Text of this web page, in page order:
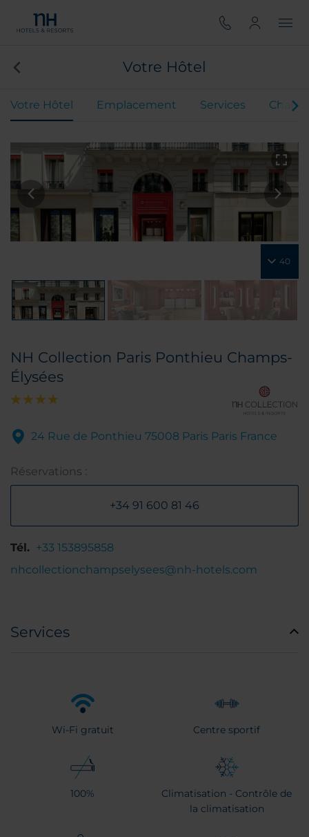
Votre Hôtel
Votre Hôtel Emplacement Services
40
NH Collection Paris Ponthieu Champs-
Élysées
24 Rue de Ponthieu 75008 Paris Paris France
Réservations :
+34 91 600 81 46
Tél. +33 153895858
nhcollectionchampselysees@nh-hotels.com
Services
Wi-Fi gratuit Centre sportif
100%
Climatisation - Contrôle de
la climatisation